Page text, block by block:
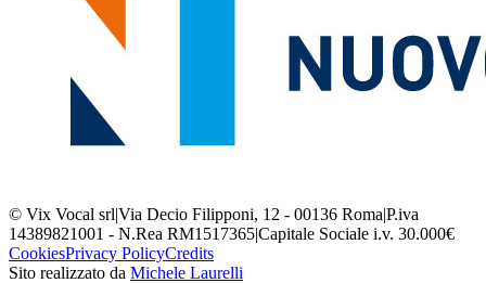
© Vix Vocal srl|Via Decio Filipponi, 12 - 00136 Roma|P.iva
14389821001 - N.Rea RM1517365|Capitale Sociale i.v. 30.000€
CookiesPrivacy PolicyCredits
Sito realizzato da Michele Laurelli